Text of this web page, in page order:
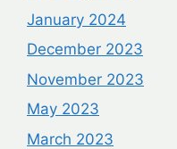
January 2024
December 2023
November 2023
May 2023
March 2023